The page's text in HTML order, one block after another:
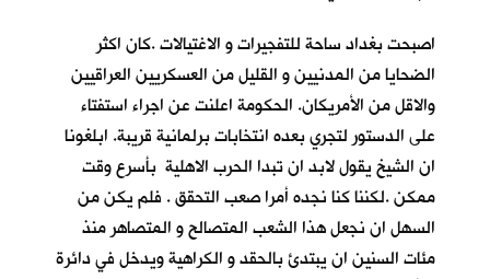
اصبحت بغداد ساحة للتفجيرات و الاغتيالات .كان اكثر
الضحايا من المدنيين و القليل من العسكريين العراقيين
والاقل من الأمريكان. الحكومة اعلنت عن اجراء استفتاء
على الدستور لتجري بعده انتخابات برلمانية قريبة. ابلغونا
ان الشيخ يقول لابد ان تبدا الحرب الاهلية بأسرع وقت
ممكن .لكننا كنا نجده أمرا صعب التحقق . فلم يكن من
السهل ان نجعل هذا الشعب المتصالح و المتصاهر منذ
مئات السنين ان يبتدئ بالحقد و الكراهية ويدخل في دائرة